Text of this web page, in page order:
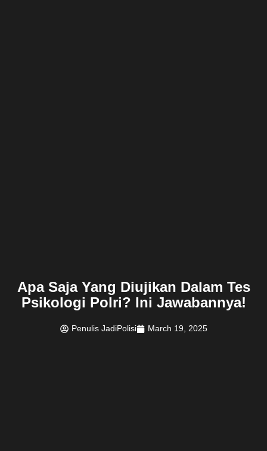
Apa Saja Yang Diujikan Dalam Tes
Psikologi Polri? Ini Jawabannya!
Penulis JadiPolisi March 19, 2025